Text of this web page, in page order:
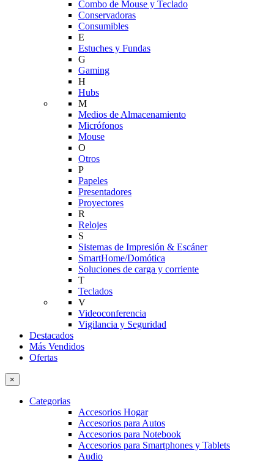
Combo de Mouse y Teclado
Conservadoras
Consumibles
E
Estuches y Fundas
G
Gaming
H
Hubs
M
Medios de Almacenamiento
Micrófonos
Mouse
O
Otros
P
Papeles
Presentadores
Proyectores
R
Relojes
S
Sistemas de Impresión & Escáner
SmartHome/Domótica
Soluciones de carga y corriente
T
Teclados
V
Videoconferencia
Vigilancia y Seguridad
Destacados
Más Vendidos
Ofertas
×
Categorias
Accesorios Hogar
Accesorios para Autos
Accesorios para Notebook
Accesorios para Smartphones y Tablets
Audio